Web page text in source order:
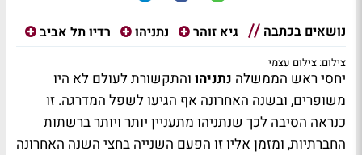
נושאים בכתבה גיא זוהר נתניהו רדיו תל אביב
צילום: צילום עצמי
יחסי ראש הממשלה נתניהו והתקשורת לעולם לא היו
משופרים, ובשנה האחרונה אף הגיעו לשפל המדרגה. זו
כנראה הסיבה לכך שנתניהו מתעניין יותר ויותר ברשתות
החברתיות, ומזמן אליו זו הפעם השנייה בחצי השנה האחרונה